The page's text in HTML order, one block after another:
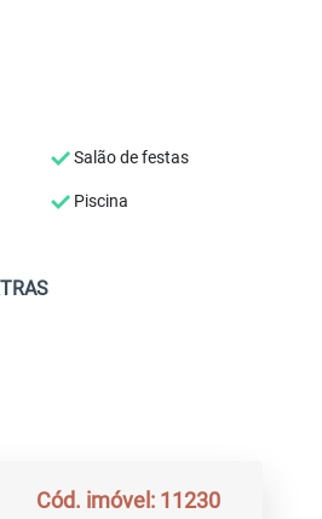
Salão de festas
Piscina
Cód. imóvel: 11230